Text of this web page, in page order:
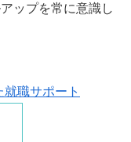
ップを常に意識し
職サポート